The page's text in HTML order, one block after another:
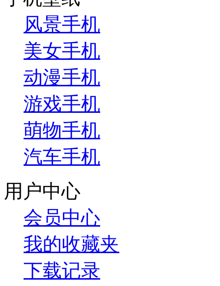
风景手机
美女手机
动漫手机
游戏手机
萌物手机
汽车手机
用户中心
会员中心
我的收藏夹
下载记录